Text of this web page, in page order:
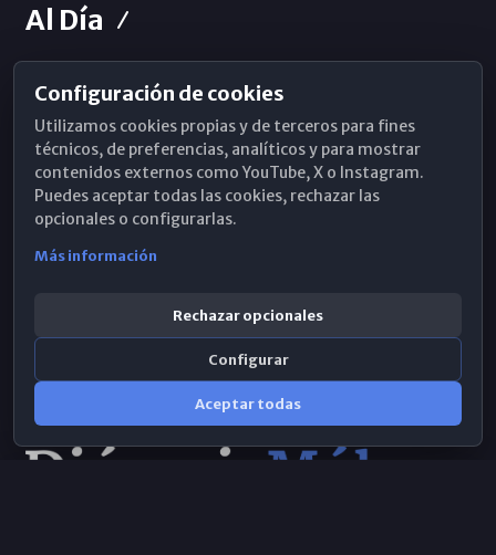
Al Día
Horarios de Misa
Hemeroteca
WhatsApp
Configuración de cookies
Utilizamos cookies propias y de terceros para fines
técnicos, de preferencias, analíticos y para mostrar
contenidos externos como YouTube, X o Instagram.
Puedes aceptar todas las cookies, rechazar las
opcionales o configurarlas.
Más información
Rechazar opcionales
Configurar
Aceptar todas